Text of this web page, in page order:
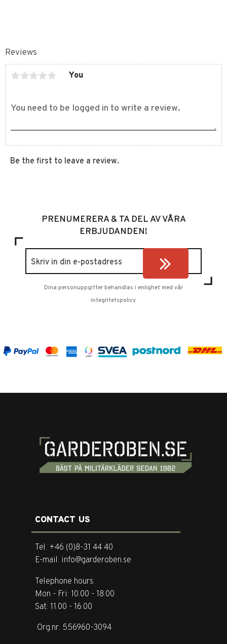
Reviews
You
Be the first to leave a review.
PRENUMERERA & TA DEL AV VÅRA
ERBJUDANDEN!
Dina personuppgifter behandlas i enlighet med vår
integritetspolicy.
CONTACT US
Tel. +46 (0)8-31 44 40
E-mail. info@garderoben.se
Telephone hours:
Mon - Fri: 10.00 - 18.00
Sat: 11.00 - 16.00
Org.nr: 556960-3094